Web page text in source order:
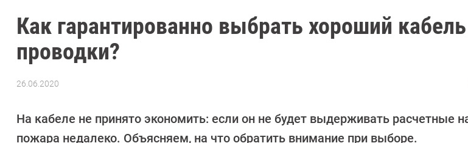
Как гарантированно выбрать хороший
проводки?
26.06.2020
На кабеле не принято экономить: если он не будет выдерживать расчетные
пожара недалеко. Объясняем, на что обратить внимание при выборе.